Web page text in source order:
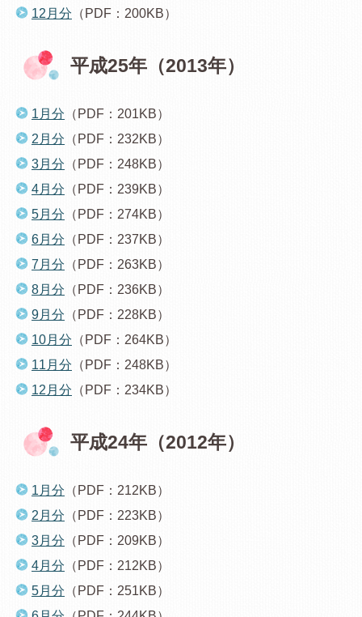
12月分 （PDF：200KB）
平成25年（2013年）
1月分 （PDF：201KB）
2月分 （PDF：232KB）
3月分 （PDF：248KB）
4月分 （PDF：239KB）
5月分 （PDF：274KB）
6月分 （PDF：237KB）
7月分 （PDF：263KB）
8月分 （PDF：236KB）
9月分 （PDF：228KB）
10月分 （PDF：264KB）
11月分 （PDF：248KB）
12月分 （PDF：234KB）
平成24年（2012年）
1月分 （PDF：212KB）
2月分 （PDF：223KB）
3月分 （PDF：209KB）
4月分 （PDF：212KB）
5月分 （PDF：251KB）